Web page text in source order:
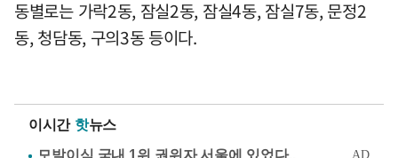
동별로는 가락2동, 잠실2동, 잠실4동, 잠실7동, 문정2
동, 청담동, 구의3동 등이다.
이시간 핫뉴스